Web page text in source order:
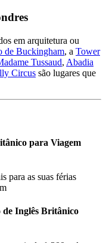
​​em arquitetura ou
de Buckingham, a Tower
Tussaud, Abadia
Circus são lugares que
para Viagem
para as suas férias
de Inglês Britânico